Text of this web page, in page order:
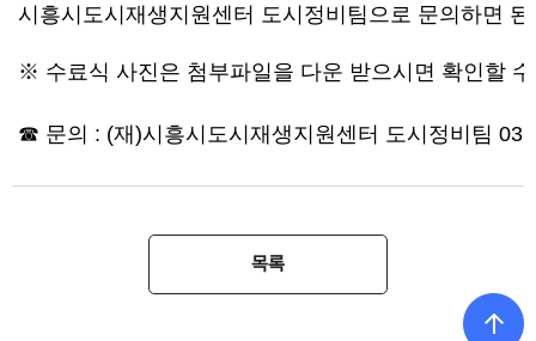
시흥시도시재생지원센터 도시정비팀으로 문의하면 된
※ 수료식 사진은 첨부파일을 다운 받으시면 확인할
☎ 문의 : (재)시흥시도시재생지원센터 도시정비팀
목록